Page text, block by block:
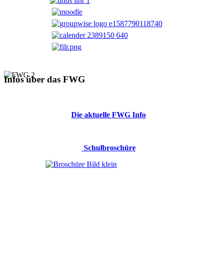
Infos über das FWG
Die aktuelle FWG Info
Schulbroschüre